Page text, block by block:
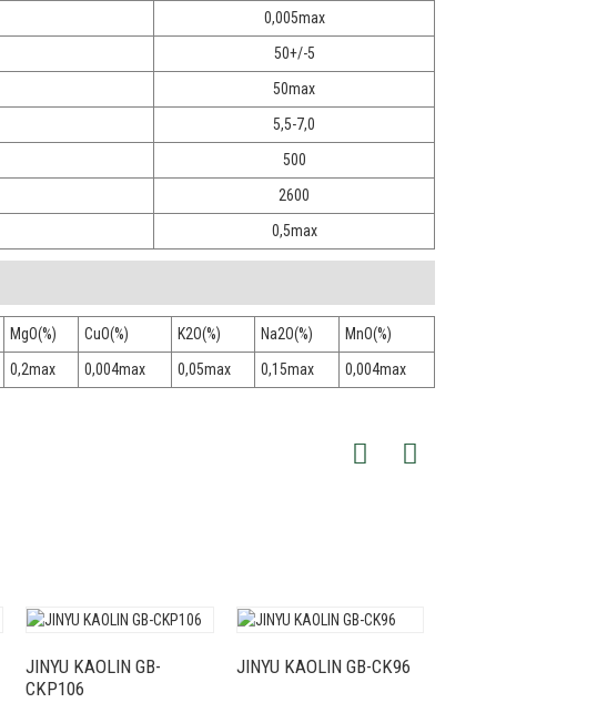
0,005max
50+/-5
50max
5,5-7,0
500
2600
0,5max
MgO(%) CuO(%) K2O(%) Na2O(%)
MnO(%)
0,2max 0,004max 0,05max 0,15max 0,004max
JINYU KAOLIN GB-
CKP106
JINYU KAOLIN GB-CK96